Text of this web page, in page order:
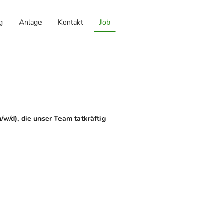
Anlage Kontakt Job
d), die unser Team tatkräftig